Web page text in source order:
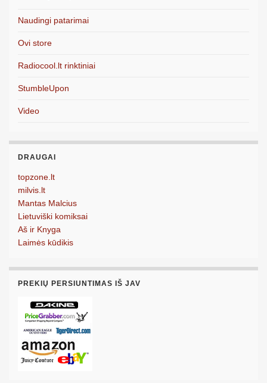
Naudingi patarimai
Ovi store
Radiocool.lt rinktiniai
StumbleUpon
Video
DRAUGAI
topzone.lt
milvis.lt
Mantas Malcius
Lietuviški komiksai
Aš ir Knyga
Laimės kūdikis
PREKIŲ PERSIUNTIMAS IŠ JAV